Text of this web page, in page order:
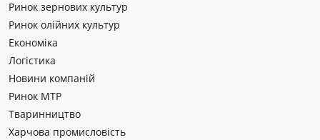
Ринок зернових культур
Ринок олійних культур
Економіка
Логістика
Новини компаній
Ринок МТР
Тваринництво
Харчова промисловість